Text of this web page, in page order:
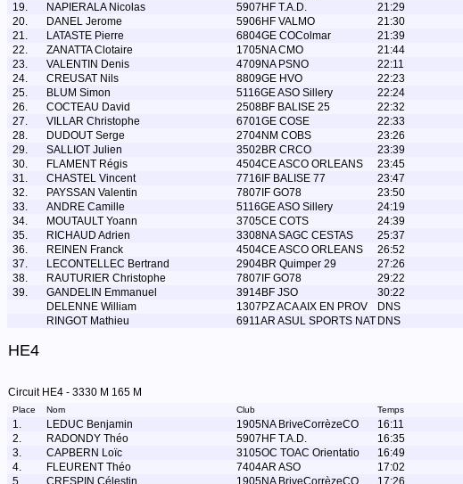
19.
NAPIERALA Nicolas 5907HF T.A.D.
21:29
20.
DANEL Jerome 5906HF VALMO
21:30
21.
LATASTE Pierre 6804GE COColmar
21:39
22.
ZANATTA Clotaire 1705NA CMO
21:44
23.
VALENTIN Denis 4709NA PSNO
22:11
24.
CREUSAT Nils 8809GE HVO
22:23
25.
BLUM Simon 5116GE ASO Sillery
22:24
26.
COCTEAU David 2508BF BALISE 25
22:32
27.
VILLAR Christophe 6701GE COSE
22:33
28.
DUDOUT Serge 2704NM COBS
23:26
29.
SALLIOT Julien 3502BR CRCO
23:39
30.
FLAMENT Régis 4504CE ASCO ORLEANS
23:45
31.
CHASTEL Vincent 7716IF BALISE 77
23:47
32.
PAYSSAN Valentin 7807IF GO78
23:50
33.
ANDRE Camille 5116GE ASO Sillery
24:19
34.
MOUTAULT Yoann 3705CE COTS
24:39
35.
RICHAUD Adrien 3308NA SAGC CESTAS
25:37
36.
REINEN Franck 4504CE ASCO ORLEANS
26:52
37.
LECONTELLEC Bertrand 2904BR Quimper 29
27:26
38.
RAUTURIER Christophe 7807IF GO78
29:22
39.
GANDELIN Emmanuel 3914BF JSO
30:22
DELENNE William
1307PZ ACA AIX EN PROV
DNS
RINGOT Mathieu
6911AR ASUL SPORTS NAT DNS
HE4
Circuit HE4 - 3330 M 165 M
Place Nom Club Temps
1. LEDUC Benjamin 1905NA BriveCorrèzeCO
16:11
2.
RADONDY Théo 5907HF T.A.D.
16:35
3.
CAPBERN Loïc 3105OC TOAC Orientatio
16:49
4.
FLEURENT Théo 7404AR ASO
17:02
5.
CRESPIN Célestin 1905NA BriveCorrèzeCO
17:26